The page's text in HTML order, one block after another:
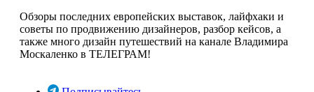
Обзоры последних европейских выставок, лайфхаки и
советы по продвижению дизайнеров, разбор кейсов, а
также много дизайн путешествий на канале Владимира
Москаленко в ТЕЛЕГРАМ!